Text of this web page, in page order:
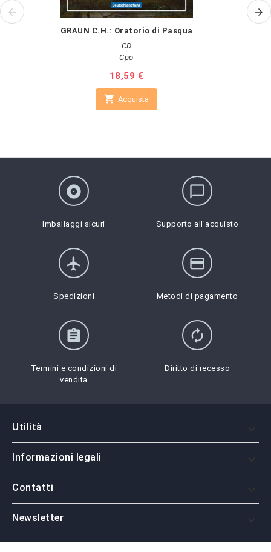
GRAUN C.H.: Oratorio di Pasqua
CD
Cpo
Prezzo
18,59 €
 Acquista
album
Imballaggi sicuri
chat_bubble_outline
Supporto all'acquisto
flight
Spedizioni
credit_card
Metodi di pagamento
assignment
Termini e condizioni di
vendita
autorenew
Diritto di recesso
Utilità
Informazioni legali
Contatti
Newsletter